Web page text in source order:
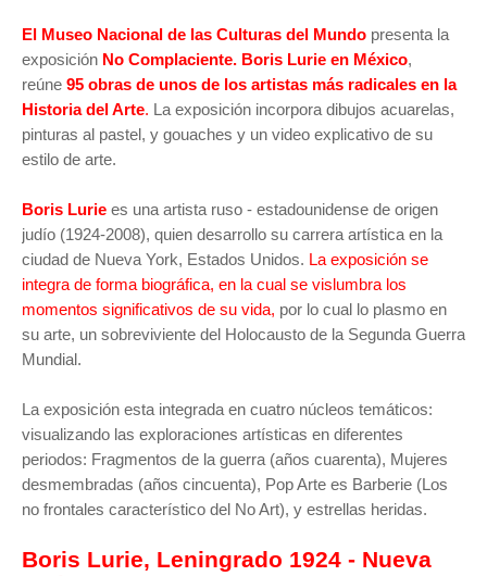
El Museo Nacional de las Culturas del Mundo presenta la
exposición No Complaciente. Boris Lurie en México,
reúne 95 obras de unos de los artistas más radicales en la
Historia del Arte. La exposición incorpora dibujos acuarelas,
pinturas al pastel, y gouaches y un video explicativo de su
estilo de arte.
Boris Lurie es una artista ruso - estadounidense de origen
judío (1924-2008), quien desarrollo su carrera artística en la
ciudad de Nueva York, Estados Unidos. La exposición se
integra de forma biográfica, en la cual se vislumbra los
momentos significativos de su vida, por lo cual lo plasmo en
su arte, un sobreviviente del Holocausto de la Segunda Guerra
Mundial.
La exposición esta integrada en cuatro núcleos temáticos:
visualizando las exploraciones artísticas en diferentes
periodos: Fragmentos de la guerra (años cuarenta), Mujeres
desmembradas (años cincuenta), Pop Arte es Barberie (Los
no frontales característico del No Art), y estrellas heridas.
Boris Lurie, Leningrado 1924 - Nueva